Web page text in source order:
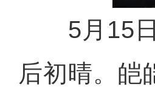
5月15日
后初晴。皑